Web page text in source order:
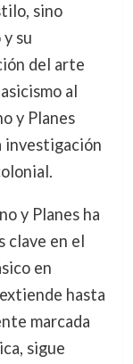
sino
su
del arte
al
y Planes
investigación
y Planes ha
clave en el
en
hasta
marcada
sigue